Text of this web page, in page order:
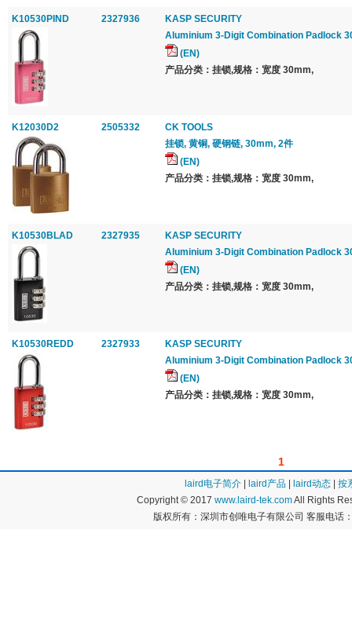
K10530PIND 2327936
KASP SECURITY
Aluminium 3-Digit Combination Padlock
(EN)
产品分类：挂锁,规格：宽度 30mm,
K12030D2 2505332
CK TOOLS
挂锁, 黄铜, 硬钢链, 30mm, 2件
(EN)
产品分类：挂锁,规格：宽度 30mm,
K10530BLAD 2327935
KASP SECURITY
Aluminium 3-Digit Combination Padlock
(EN)
产品分类：挂锁,规格：宽度 30mm,
K10530REDD 2327933
KASP SECURITY
Aluminium 3-Digit Combination Padlock
(EN)
产品分类：挂锁,规格：宽度 30mm,
1
laird电子简介 laird产品 laird动态
按
Copyright © 2017 www.laird-tek.comAll Rights
版权所有：深圳市创唯电子有限公司 客服电话